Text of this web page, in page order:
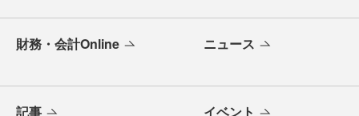
財務・会計Online ニュース
記事 イベント